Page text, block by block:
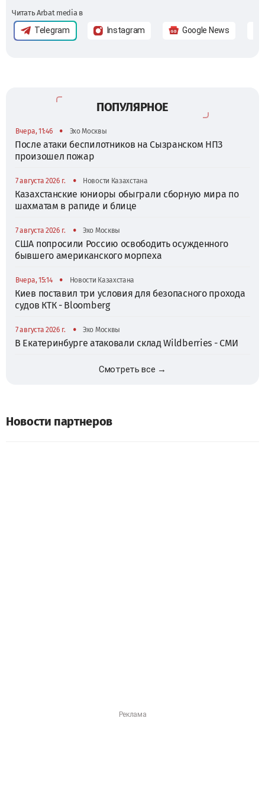
Читать Arbat media в
Telegram Instagram Google News
ПОПУЛЯРНОЕ
Вчера, 11:46 • Эхо Москвы
После атаки беспилотников на Сызранском НПЗ
произошел пожар
7 августа 2026 г. • Новости Казахстана
Казахстанские юниоры обыграли сборную мира по
шахматам в рапиде и блице
7 августа 2026 г. • Эхо Москвы
США попросили Россию освободить осужденного
бывшего американского морпеха
Вчера, 15:14 • Новости Казахстана
Киев поставил три условия для безопасного прохода
судов КТК - Bloomberg
7 августа 2026 г. • Эхо Москвы
В Екатеринбурге атаковали склад Wildberries - СМИ
Смотреть все →
Новости партнеров